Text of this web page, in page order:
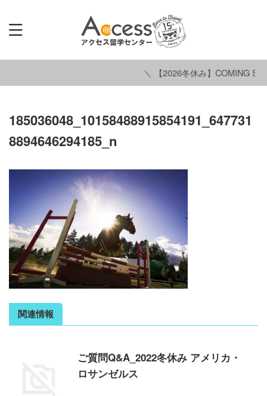
＼ 【2026冬休み】COMING
185036048_10158488915854191_647731
8894646294185_n
関連情報
ご質問Q&A_2022冬休み アメリカ・
ロサンゼルス